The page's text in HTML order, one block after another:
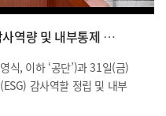
기보, 한국광해광업공단과 ESG 감사역량 및 내부통제 강화 협력
식, 이하 ‘공단’)과 31일(금)
감사역할 정립 및 내부